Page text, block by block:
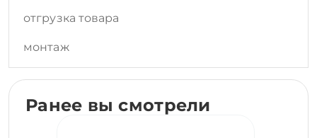
отгрузка товара
монтаж
Ранее вы смотрели